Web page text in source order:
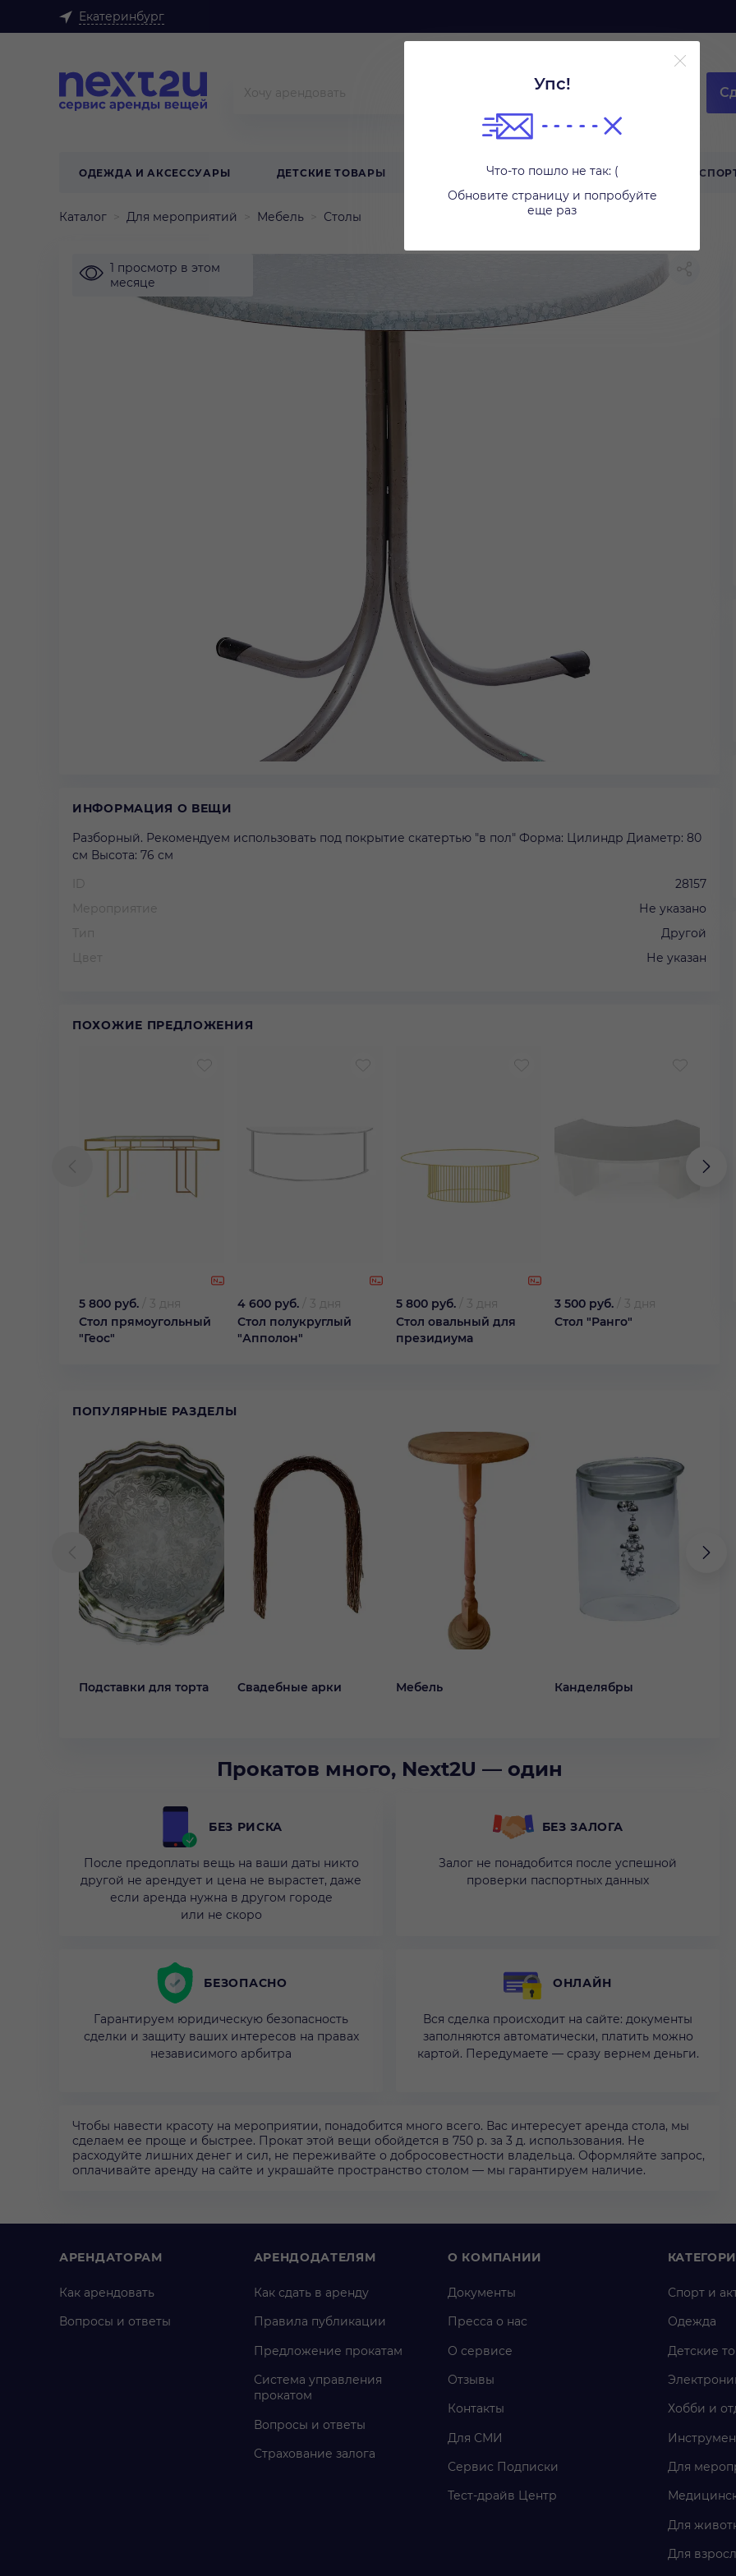
Екатеринбург
ОДЕЖДА И АКСЕССУАРЫ ДЕТСКИЕ ТОВАРЫ ТЕХНИКА ДЛЯ ДОМА ТУРИЗМ
Упс!
Что-то пошло не так: (
Обновите страницу и попробуйте
еще раз
Каталог Для мероприятий Мебель Столы
1 просмотр в этом
месяце
ИНФОРМАЦИЯ О ВЕЩИ
Разборный. Рекомендуем использовать под покрытие скатертью "в пол" Форма: Цилиндр Диаметр: 80
см Высота: 76 см
ID
28157
Мероприятие
Не указано
Тип
Другой
Цвет
Не указан
ПОХОЖИЕ ПРЕДЛОЖЕНИЯ
5 800 руб.
3 дня
Стол прямоугольный
"Геос"
4 600 руб.
3 дня
Стол полукруглый
"Апполон"
5 800 руб.
3 дня
Стол овальный для
президиума
3 500 руб.
3 дня
Стол "Ранго"
ПОПУЛЯРНЫЕ РАЗДЕЛЫ
Подставки для торта Свадебные арки Мебель Канделябры
Прокатов много, Next2U — один
БЕЗ РИСКА
После предоплаты вещь на ваши даты никто
другой не арендует и цена не вырастет, даже
если аренда нужна в другом городе
или не скоро
БЕЗ ЗАЛОГА
Залог не понадобится после успешной
проверки паспортных данных
БЕЗОПАСНО
Гарантируем юридическую безопасность
сделки и защиту ваших интересов на правах
независимого арбитра
ОНЛАЙН
Вся сделка происходит на сайте: документы
заполняются автоматически, платить можно
картой. Передумаете — сразу вернем деньги.
Чтобы навести красоту на мероприятии, понадобится много всего. Вас интересует аренда стола, мы
сделаем ее проще и быстрее. Прокат этой вещи обойдется в 750 р. за 3 д. использования. Не
расходуйте лишних денег и сил, не переживайте о добросовестности владельца. Оформляйте запрос,
оплачивайте аренду на сайте и украшайте пространство столом — мы гарантируем наличие.
АРЕНДАТОРАМ
Как арендовать
Вопросы и ответы
АРЕНДОДАТЕЛЯМ
Как сдать в аренду
Правила публикации
Предложение прокатам
Система управления
прокатом
Вопросы и ответы
Страхование залога
О КОМПАНИИ
Документы
Пресса о нас
О сервисе
Отзывы
Контакты
Для СМИ
Сервис Подписки
Тест-драйв Центр
Спорт и
Одежда
Детские
Хобби и
Для
Для
Для